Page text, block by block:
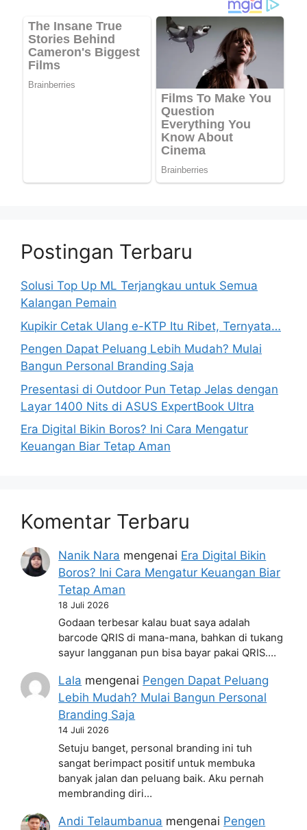
Postingan Terbaru
Solusi Top Up ML Terjangkau untuk Semua
Kalangan Pemain
Kupikir Cetak Ulang e-KTP Itu Ribet, Ternyata…
Pengen Dapat Peluang Lebih Mudah? Mulai
Bangun Personal Branding Saja
Presentasi di Outdoor Pun Tetap Jelas dengan
Layar 1400 Nits di ASUS ExpertBook Ultra
Era Digital Bikin Boros? Ini Cara Mengatur
Keuangan Biar Tetap Aman
Komentar Terbaru
Nanik Nara mengenai Era Digital Bikin
Boros? Ini Cara Mengatur Keuangan Biar
Tetap Aman
18 Juli 2026
Godaan terbesar kalau buat saya adalah
barcode QRIS di mana-mana, bahkan di tukang
sayur langganan pun bisa bayar pakai QRIS.…
Lala mengenai Pengen Dapat Peluang
Lebih Mudah? Mulai Bangun Personal
Branding Saja
14 Juli 2026
Setuju banget, personal branding ini tuh
sangat berimpact positif untuk membuka
banyak jalan dan peluang baik. Aku pernah
membranding diri…
Andi Telaumbanua mengenai Pengen